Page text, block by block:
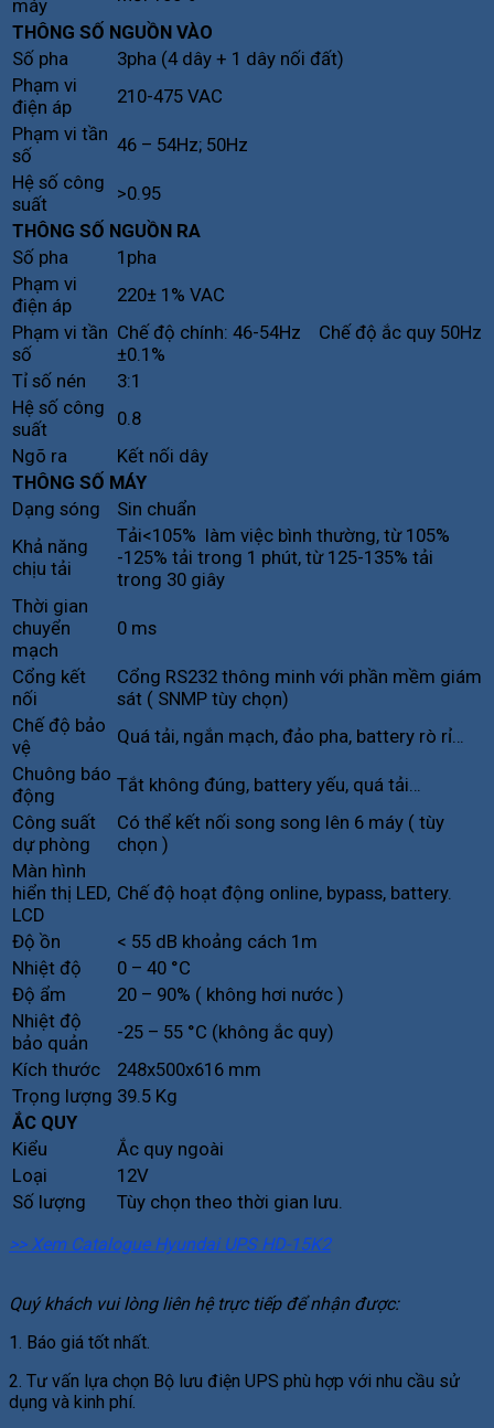
máy
THÔNG SỐ NGUỒN VÀO
Số pha
3pha (4 dây + 1 dây nối đất)
Phạm vi
điện áp
210-475 VAC
Phạm vi tần
số
46 – 54Hz; 50Hz
Hệ số công
suất
>0.95
THÔNG SỐ NGUỒN RA
Số pha
1pha
Phạm vi
điện áp
220± 1% VAC
Phạm vi tần
số
Chế độ chính: 46-54Hz Chế độ ắc quy 50Hz
±0.1%
Tỉ số nén
3:1
Hệ số công
suất
0.8
Ngõ ra
Kết nối dây
THÔNG SỐ MÁY
Dạng sóng
Sin chuẩn
Khả năng
chịu tải
Tải<105% làm việc bình thường, từ 105%
-125% tải trong 1 phút, từ 125-135% tải
trong 30 giây
Thời gian
chuyển
mạch
0 ms
Cổng kết
nối
Cổng RS232 thông minh với phần mềm giám
sát ( SNMP tùy chọn)
Chế độ bảo
vệ
Quá tải, ngắn mạch, đảo pha, battery rò rỉ…
Chuông báo
động
Tắt không đúng, battery yếu, quá tải…
Công suất
dự phòng
Có thể kết nối song song lên 6 máy ( tùy
chọn )
Màn hình
hiển thị LED,
LCD
Chế độ hoạt động online, bypass, battery.
Độ ồn
< 55 dB khoảng cách 1m
Nhiệt độ
0 – 40 °C
Độ ẩm
20 – 90% ( không hơi nước )
Nhiệt độ
bảo quản
-25 – 55 °C (không ắc quy)
Kích thước
248x500x616 mm
Trọng lượng 39.5 Kg
ẮC QUY
Kiểu
Ắc quy ngoài
Loại
12V
Số lượng
Tùy chọn theo thời gian lưu.
>> Xem Catalogue Hyundai UPS HD-15K2
Quý khách vui lòng liên hệ trực tiếp để nhận được:
1. Báo giá tốt nhất.
2. Tư vấn lựa chọn Bộ lưu điện UPS phù hợp với nhu cầu sử
dụng và kinh phí.